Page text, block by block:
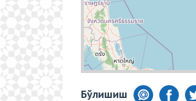
Бўлишиш